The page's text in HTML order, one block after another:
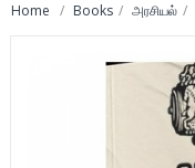
Home Books அரசியல்